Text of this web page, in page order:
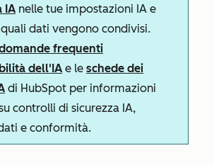
IA nelle tue impostazioni IA e
dati vengono condivisi.
frequenti
dell'IA e le schede dei
di HubSpot per informazioni
controlli di sicurezza IA,
e conformità.